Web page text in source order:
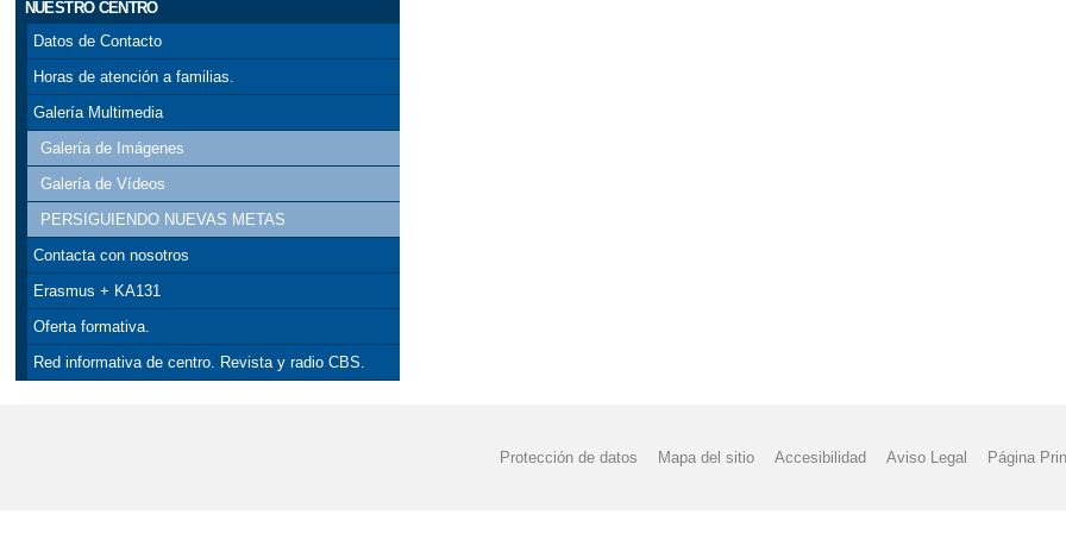
NUESTRO CENTRO
Datos de Contacto
Horas de atención a familias.
Galería Multimedia
Galería de Imágenes
Galería de Vídeos
PERSIGUIENDO NUEVAS METAS
Contacta con nosotros
Erasmus + KA131
Oferta formativa.
Red informativa de centro. Revista y radio CBS.
Protección de datos Mapa del sitio Accesibilidad Aviso Legal Página